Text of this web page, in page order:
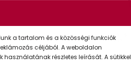
CSAK ONLINE -40%
VIRTUÁLIS
PRÓBA
a tartalom és a közösségi funkciók
céljából. A weboldalon
részletes leírását. A sütikkel